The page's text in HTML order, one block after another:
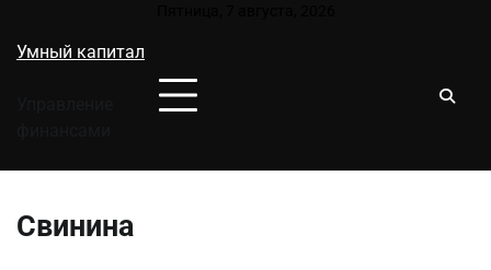
содержимому
Умный капитал
Свинина